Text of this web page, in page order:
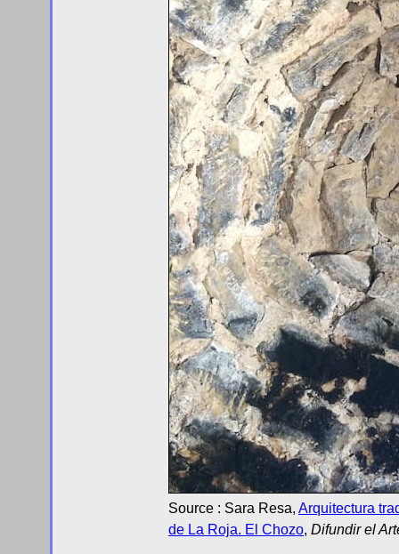
Source : Sara Resa, Arquitectura
de La Roja. El Chozo, Difundir el